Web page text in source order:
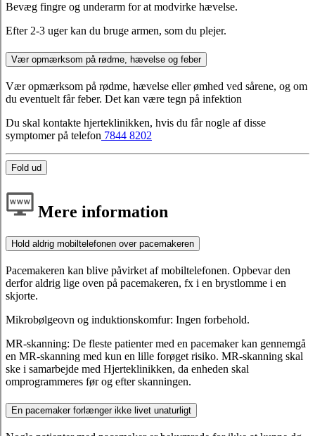
Bevæg fingre og underarm for at modvirke hævelse.
Efter 2-3 uger kan du bruge armen, som du plejer.
Vær opmærksom på rødme, hævelse og feber
Vær opmærksom på rødme, hævelse eller ømhed ved sårene, og om
du eventuelt får feber. Det kan være tegn på infektion
Du skal kontakte hjerteklinikken, hvis du får nogle af disse
symptomer på telefon 7844 8202
Fold ud
Mere information
Hold aldrig mobiltelefonen over pacemakeren
Pacemakeren kan blive påvirket af mobiltelefonen. Opbevar den
derfor aldrig lige oven på pacemakeren, fx i en brystlomme i en
skjorte.
Mikrobølgeovn og induktionskomfur: Ingen forbehold.
MR-skanning: De fleste patienter med en pacemaker kan gennemgå
en MR-skanning med kun en lille forøget risiko. MR-skanning skal
ske i samarbejde med Hjerteklinikken, da enheden skal
omprogrammeres før og efter skanningen.
En pacemaker forlænger ikke livet unaturligt